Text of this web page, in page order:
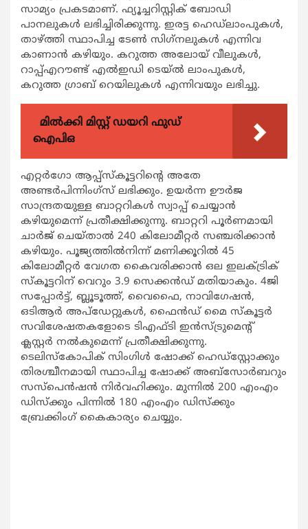
സാമ്യം പ്രകടമാണ്. ഫ്യൂച്ചറിസ്റ്റിക് ബോഡി
പാനലുകള്‍ ലഭിച്ചിരിക്കുന്നു. ഇരട്ട ഹെഡ്ലാംപുകള്‍,
താഴ്ത്തി സ്ഥാപിച്ച ടേണ്‍ സിഗ്‌നലുകള്‍ എന്നിവ
കാണാന്‍ കഴിയും. കറുത്ത അലോയ് വീലുകള്‍,
റാപ്പ്എറൗണ്ട് എല്‍ഇഡി ടെയ്ല്‍ ലാംപുകള്‍,
കറുത്ത ഗ്രാബ് റെയിലുകള്‍ എന്നിവയും ലഭിച്ചു.
മിൽക്കി മിസ്റ്റ് ഡയറി ഫുഡ്
ഐപിഒ
എറ്റര്‍ഗോ ആപ്പ്‌സ്‌കൂട്ടറിന്റെ അതേ
അണ്ടര്‍പിന്നിംഗ്‌സ് ലഭിക്കും. ഉയര്‍ന്ന ഊര്‍ജ
സാന്ദ്രതയുള്ള ബാറ്ററികള്‍ സ്വാപ്പ് ചെയ്യാന്‍
കഴിയുമെന്ന് പ്രതീക്ഷിക്കുന്നു. ബാറ്ററി പൂര്‍ണമായി
ചാര്‍ജ് ചെയ്താല്‍ 240 കിലോമീറ്റര്‍ സഞ്ചരിക്കാന്‍
കഴിയും. പൂജ്യത്തില്‍നിന്ന് മണിക്കൂറില്‍ 45
കിലോമീറ്റര്‍ വേഗത കൈവരിക്കാന്‍ ഒല ഇലക്ട്രിക്
സ്‌കൂട്ടറിന് വെറും 3.9 സെക്കന്‍ഡ് മതിയാകും. 4ജി
സപ്പോര്‍ട്ട്, ബ്ലൂടൂത്ത്, വൈഫൈ, നാവിഗേഷന്‍,
ഒടിആര്‍ അപ്ഡേറ്റുകള്‍, ഫൈന്‍ഡ് മൈ സ്‌കൂട്ടര്‍
സവിശേഷതകളോടെ ടിഎഫ്ടി ഇന്‍സ്ട്രുമെന്റ്
ക്ലസ്റ്റര്‍ നല്‍കുമെന്ന് പ്രതീക്ഷിക്കുന്നു.
ടെലിസ്‌കോപിക് സിംഗിള്‍ ഷോക്ക് ഹെഡ്സ്റ്റോക്കും
തിരശ്ചീനമായി സ്ഥാപിച്ച ഷോക്ക് അബ്‌സോര്‍ബറും
സസ്പെന്‍ഷന്‍ നിര്‍വഹിക്കും. മുന്നില്‍ 200 എംഎം
ഡിസ്‌ക്കും പിന്നില്‍ 180 എംഎം ഡിസ്‌ക്കും
ബ്രേക്കിംഗ് കൈകാര്യം ചെയ്യും.